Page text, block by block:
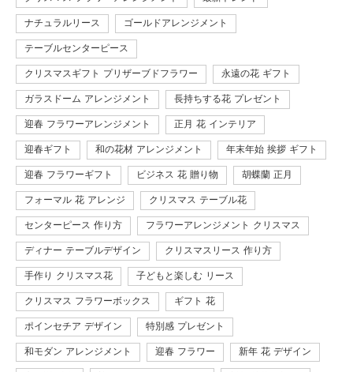
ナチュラルリース ゴールドアレンジメント
テーブルセンターピース
クリスマスギフト プリザーブドフラワー 永遠の花 ギフト
ガラスドーム アレンジメント 長持ちする花 プレゼント
迎春 フラワーアレンジメント 正月 花 インテリア
迎春ギフト 和の花材 アレンジメント 年末年始 挨拶 ギフト
迎春 フラワーギフト ビジネス 花 贈り物 胡蝶蘭 正月
フォーマル 花 アレンジ クリスマス テーブル花
センターピース 作り方 フラワーアレンジメント クリスマス
ディナー テーブルデザイン クリスマスリース 作り方
手作り クリスマス花 子どもと楽しむ リース
クリスマス フラワーボックス ギフト 花
ポインセチア デザイン 特別感 プレゼント
和モダン アレンジメント 迎春 フラワー 新年 花 デザイン